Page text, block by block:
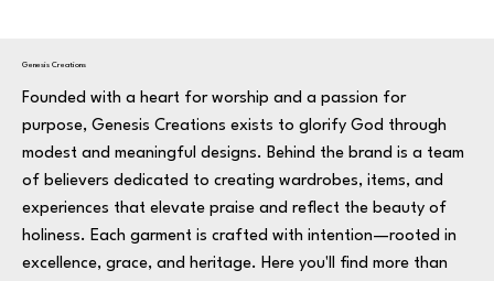
Genesis Creations
Founded with a heart for worship and a passion for
purpose, Genesis Creations exists to glorify God through
modest and meaningful designs. Behind the brand is a team
of believers dedicated to creating wardrobes, items, and
experiences that elevate praise and reflect the beauty of
holiness. Each garment is crafted with intention—rooted in
excellence, grace, and heritage. Here you'll find more than